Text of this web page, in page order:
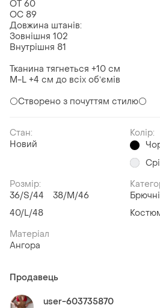
ОТ 60
ОС 89
Довжина штанів:
Зовнішня 102
Внутрішня 81
Тканина тягнеться +10 см
M-L +4 см до всіх обʼємів
⚪️Створено з почуттям стилю⚪️
Стан:
Новий
Колір:
Розмір:
36/S/44
38/M/46
40/L/48
Матеріал
Ангора
Продавець
user-603735870